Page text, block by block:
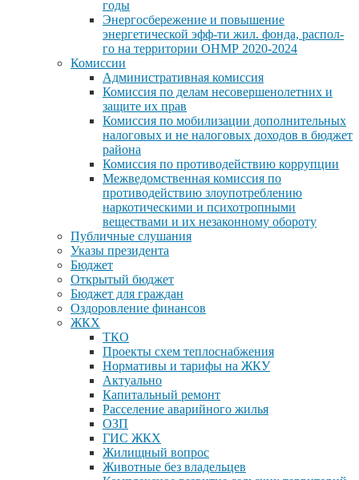
годы
Энергосбережение и повышение
энергетической эфф-ти жил. фонда, распол-
го на территории ОНМР 2020-2024
Комиссии
Административная комиссия
Комиссия по делам несовершенолетних и
защите их прав
Комиссия по мобилизации дополнительных
налоговых и не налоговых доходов в бюджет
района
Комиссия по противодействию коррупции
Межведомственная комиссия по
противодействию злоупотреблению
наркотическими и психотропными
веществами и их незаконному обороту
Публичные слушания
Указы президента
Бюджет
Открытый бюджет
Бюджет для граждан
Оздоровление финансов
ЖКХ
ТКО
Проекты схем теплоснабжения
Нормативы и тарифы на ЖКУ
Актуально
Капитальный ремонт
Расселение аварийного жилья
ОЗП
ГИС ЖКХ
Жилищный вопрос
Животные без владельцев